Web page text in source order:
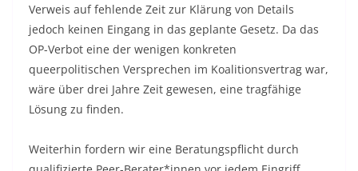
Verweis auf fehlende Zeit zur Klärung von Details
jedoch keinen Eingang in das geplante Gesetz. Da das
OP-Verbot eine der wenigen konkreten
queerpolitischen Versprechen im Koalitionsvertrag war,
wäre über drei Jahre Zeit gewesen, eine tragfähige
Lösung zu finden.
Weiterhin fordern wir eine Beratungspflicht durch